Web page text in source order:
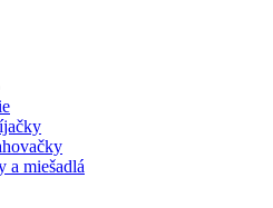
a miešadlá